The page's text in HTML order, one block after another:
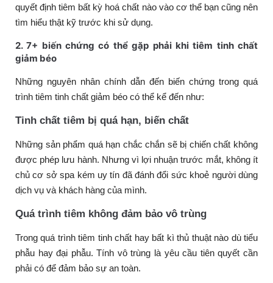
quyết định tiêm bất kỳ hoá chất nào vào cơ thể bạn cũng nên
tìm hiểu thật kỹ trước khi sử dụng.
2. 7+ biến chứng có thể gặp phải khi tiêm tinh chất
giảm béo
Những nguyên nhân chính dẫn đến biến chứng trong quá
trình tiêm tinh chất giảm béo có thể kể đến như:
Tinh chất tiêm bị quá hạn, biến chất
Những sản phẩm quá hạn chắc chắn sẽ bị chiến chất không
được phép lưu hành. Nhưng vì lợi nhuận trước mắt, không ít
chủ cơ sở spa kém uy tín đã đánh đổi sức khoẻ người dùng
dịch vụ và khách hàng của mình.
Quá trình tiêm không đảm bảo vô trùng
Trong quá trình tiêm tinh chất hay bất kì thủ thuật nào dù tiểu
phẫu hay đại phẫu. Tính vô trùng là yêu cầu tiên quyết cần
phải có để đảm bảo sự an toàn.